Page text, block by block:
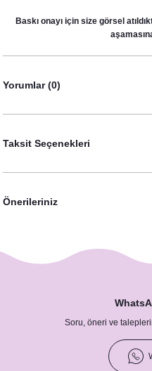
Gold Blue Yapraklı Konsept Peçete
Baskı onayı için size görsel
Yorumlar (0)
Taksit Seçenekleri
Önerileriniz
Soru, öneri ve